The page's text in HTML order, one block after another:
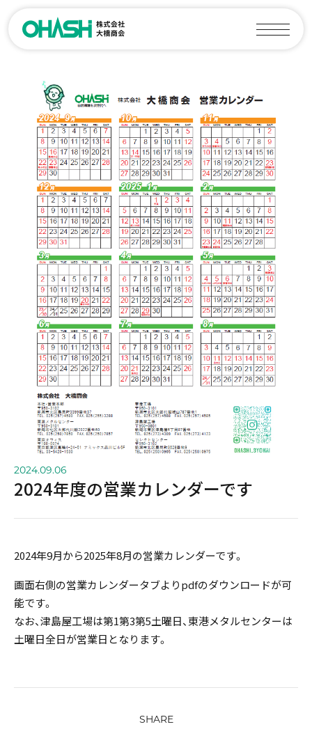
大橋商会とは
事業内容
産業廃棄物処理
スクラップ処理
その他事業
お知らせ
大橋商会の日常
許可・施設機材
事業拠点
よくある質問
採用情報
先輩インタビュー
キーワードで見る
大橋商会
大橋商会の仕事
募集要項
エントリー
プライバシーポリシー
2024.09.06
2024年度の営業カレンダーです
2024年9月から2025年8月の営業カレンダーです。
画面右側の営業カレンダータブよりpdfのダウンロードが可
能です。
なお、津島屋工場は第1第3第5土曜日、東港メタルセンターは
土曜日全日が営業日となります。
SHARE